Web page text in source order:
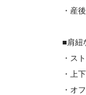
・産
■肩紐
・ス
・上
・オ